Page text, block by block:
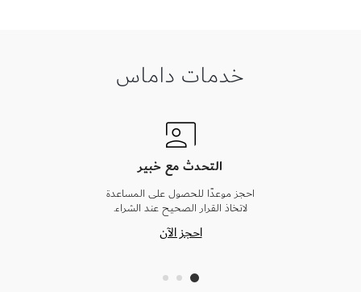
خدمات داماس
التحدث مع خبير
احجز موعدًا للحصول على المساعدة
لاتخاذ القرار الصحيح عند الشراء.
احجز الآن